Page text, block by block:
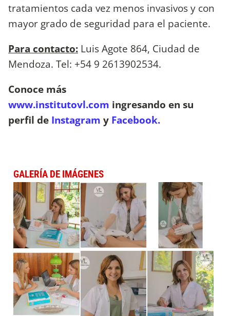
tratamientos cada vez menos invasivos y con
mayor grado de seguridad para el paciente.
Para contacto: Luis Agote 864, Ciudad de
Mendoza. Tel: +54 9 2613902534.
Conoce más
www.institutovl.com ingresando en su
perfil de Instagram y Facebook.
GALERÍA DE IMÁGENES